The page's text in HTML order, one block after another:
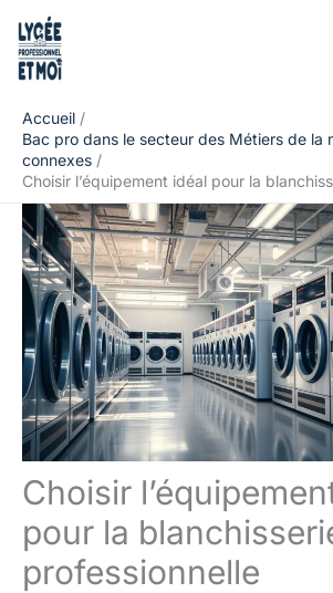
contenu
Accueil
Bac pro dans le secteur des Métiers de la
connexes
Choisir l’équipement idéal pour la
Choisir
pour la
professionnelle
Rechercher